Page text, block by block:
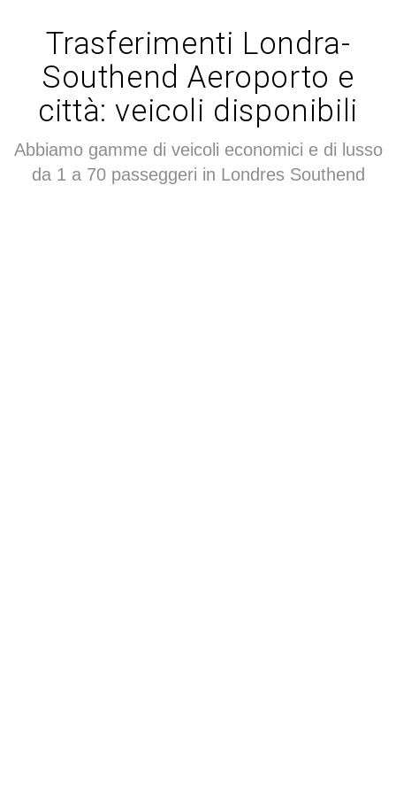
Trasferimenti Londra-
Southend Aeroporto e
città: veicoli disponibili
Abbiamo gamme di veicoli economici e di lusso
da 1 a 70 passeggeri in Londres Southend